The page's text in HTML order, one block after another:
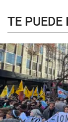
TE PUEDE